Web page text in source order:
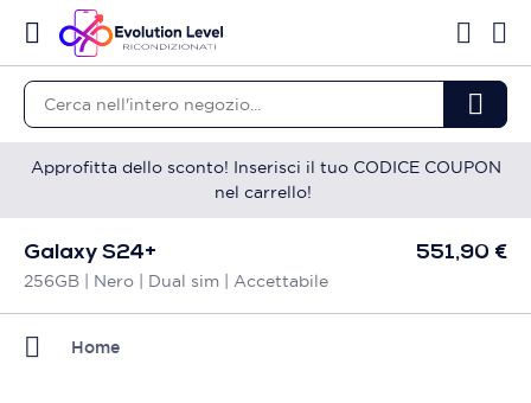
Approfitta dello sconto! Inserisci il tuo CODICE COUPON
nel carrello!
Galaxy S24+
256GB | Nero | Dual sim | Accettabile
551,90 €
Home